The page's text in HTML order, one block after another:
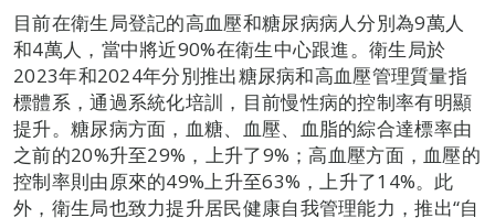
目前在衛生局登記的高血壓和糖尿病病人分別為9萬人
和4萬人，當中將近90%在衛生中心跟進。衛生局於
2023年和2024年分別推出糖尿病和高血壓管理質量指
標體系，通過系統化培訓，目前慢性病的控制率有明顯
提升。糖尿病方面，血糖、血壓、血脂的綜合達標率由
之前的20%升至29%，上升了9%；高血壓方面，血壓的
控制率則由原來的49%上升至63%，上升了14%。此
外，衛生局也致力提升居民健康自我管理能力，推出“自